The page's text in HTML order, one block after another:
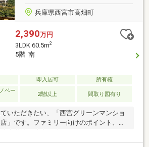
兵庫県西宮市高畑町
2,390万円
3LDK 60.5m2
5階 南
即入居可
所有権
ベー
2階以上 間取り図有り
いただきたい、「西宮グリーンマンショ
」です。ファミリー向けのポイント、私
る場所にあるので利便性が高いです。不